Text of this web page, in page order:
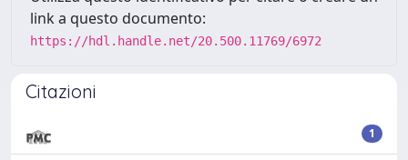
link a questo documento:
https://hdl.handle.net/20.500.11769/6972
Citazioni
1